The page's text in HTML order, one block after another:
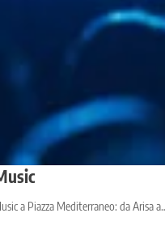
a Piazza Mediterraneo: da Arisa